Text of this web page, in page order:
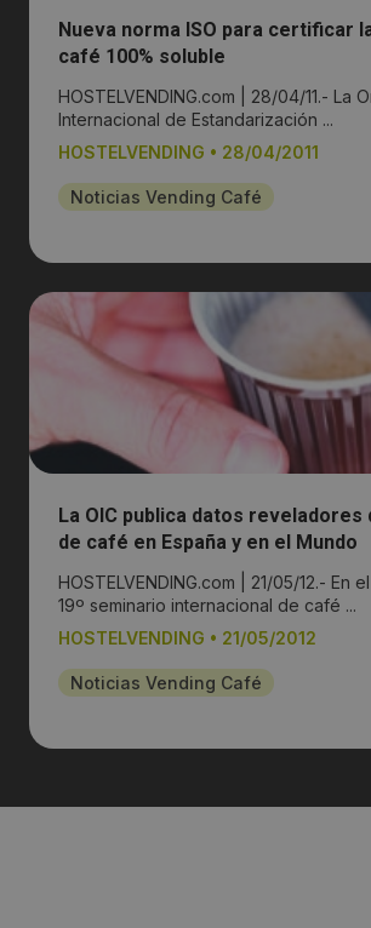
Nueva norma ISO para certificar
café 100% soluble
HOSTELVENDING.com | 28/04/11.- La
Internacional de Estandarización ...
HOSTELVENDING • 28/04/2011
Noticias Vending Café
La OIC publica datos reveladores
de café en España y en el Mundo
HOSTELVENDING.com | 21/05/12.- En
19º seminario internacional de café ...
HOSTELVENDING • 21/05/2012
Noticias Vending Café